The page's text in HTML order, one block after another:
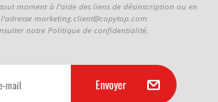
moment à l'aide des liens de désinscription ou en
marketing.client@copytop.com
notre Politique de confidentialité.